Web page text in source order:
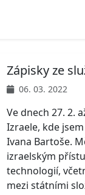
Zápisky ze
06. 03. 2022
Ve dnech 27. 2.
Izraele, kde
Ivana Bartoše.
izraelským
technologií,
mezi státními